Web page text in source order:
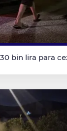
bin lira para